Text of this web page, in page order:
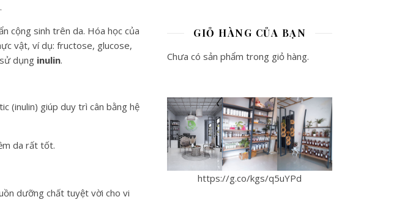
cộng sinh trên da. Hóa học của
vật, ví dụ: fructose, glucose,
dụng inulin.
(inulin) giúp duy trì cân bằng hệ
da rất tốt.
dưỡng chất tuyệt vời cho vi
GIỎ HÀNG CỦA BẠN
Chưa có sản phẩm trong giỏ hàng.
https://g.co/kgs/q5uYPd